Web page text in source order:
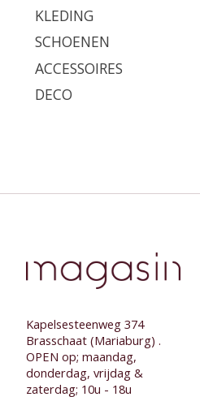
KLEDING
SCHOENEN
ACCESSOIRES
DECO
Kapelsesteenweg 374
Brasschaat (Mariaburg) .
OPEN op; maandag,
donderdag, vrijdag &
zaterdag; 10u - 18u